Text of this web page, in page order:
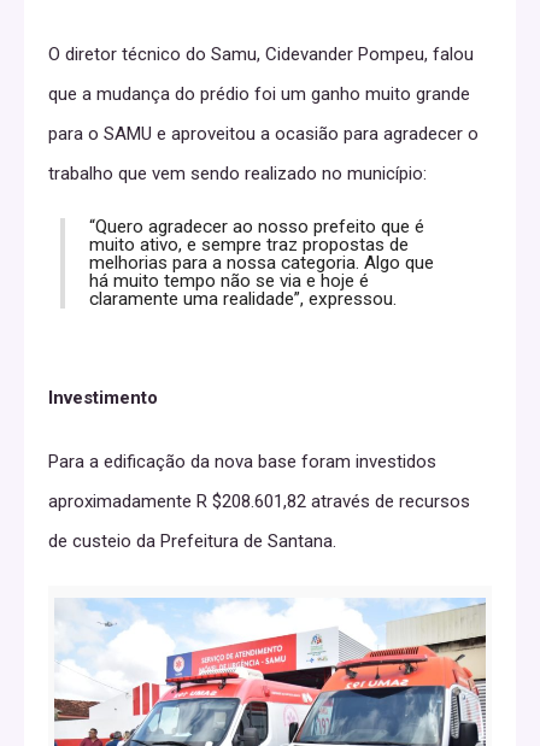
O diretor técnico do Samu, Cidevander Pompeu, falou
que a mudança do prédio foi um ganho muito grande
para o SAMU e aproveitou a ocasião para agradecer o
trabalho que vem sendo realizado no município:
“Quero agradecer ao nosso prefeito que é
muito ativo, e sempre traz propostas de
melhorias para a nossa categoria. Algo que
há muito tempo não se via e hoje é
claramente uma realidade”, expressou.
Investimento
Para a edificação da nova base foram investidos
aproximadamente R $208.601,82 através de recursos
de custeio da Prefeitura de Santana.